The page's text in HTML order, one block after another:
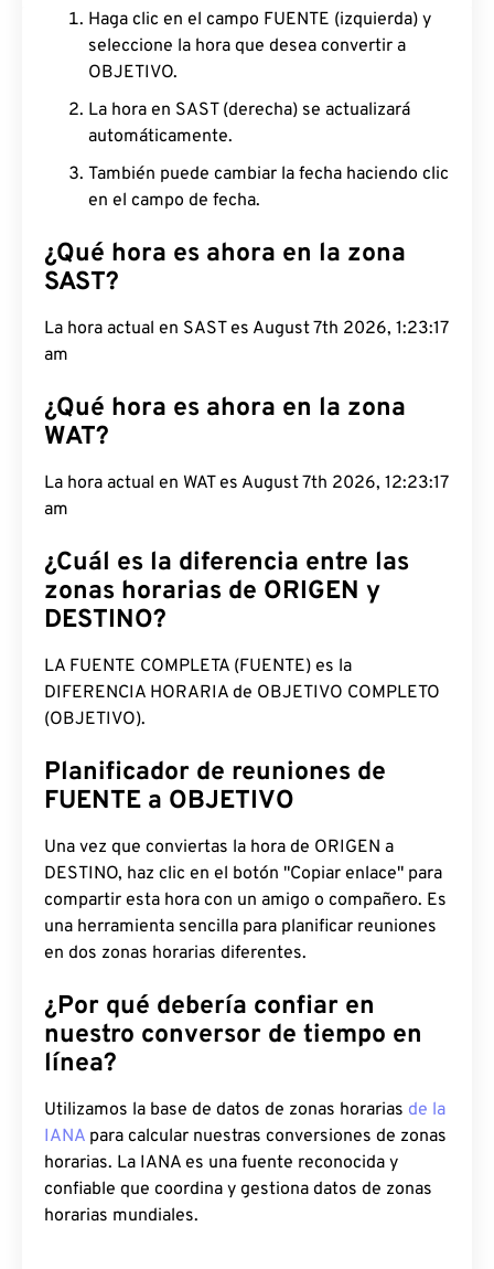
Haga clic en el campo FUENTE (izquierda) y
seleccione la hora que desea convertir a
OBJETIVO.
La hora en SAST (derecha) se actualizará
automáticamente.
También puede cambiar la fecha haciendo clic
en el campo de fecha.
¿Qué hora es ahora en la zona
SAST?
La hora actual en SAST es August 7th 2026,
1:23:18 am
¿Qué hora es ahora en la zona
WAT?
La hora actual en WAT es August 7th 2026,
12:23:18 am
¿Cuál es la diferencia entre las
zonas horarias de ORIGEN y
DESTINO?
LA FUENTE COMPLETA (FUENTE) es la
DIFERENCIA HORARIA de OBJETIVO COMPLETO
(OBJETIVO).
Planificador de reuniones de
FUENTE a OBJETIVO
Una vez que conviertas la hora de ORIGEN a
DESTINO, haz clic en el botón "Copiar enlace" para
compartir esta hora con un amigo o compañero. Es
una herramienta sencilla para planificar reuniones
en dos zonas horarias diferentes.
¿Por qué debería confiar en
nuestro conversor de tiempo en
línea?
Utilizamos la base de datos de zonas horarias de la
IANA para calcular nuestras conversiones de zonas
horarias. La IANA es una fuente reconocida y
confiable que coordina y gestiona datos de zonas
horarias mundiales.